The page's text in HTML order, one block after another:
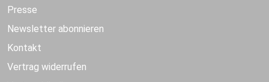
Presse
Newsletter abonnieren
Kontakt
Vertrag widerrufen